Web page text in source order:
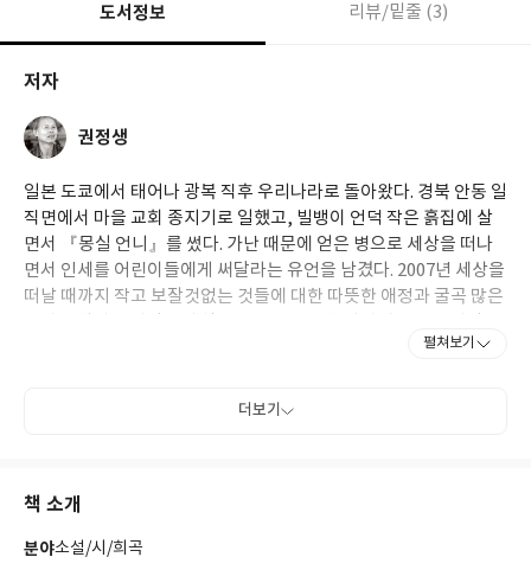
도서정보 리뷰/밑줄 (3)
저자
권정생
일본 도쿄에서 태어나 광복 직후 우리나라로 돌아왔다. 경북 안동 일
직면에서 마을 교회 종지기로 일했고, 빌뱅이 언덕 작은 흙집에 살
면서 『몽실 언니』를 썼다. 가난 때문에 얻은 병으로 세상을 떠나
면서 인세를 어린이들에게 써달라는 유언을 남겼다. 2007년 세상을
떠날 때까지 작고 보잘것없는 것들에 대한 따뜻한 애정과 굴곡 많은
1969년 단편동화 「강아지똥」으로 기독교아동문학상을 받았고,
지를 입었어요』, 『몽실 언니』, 『먹구렁이 기차』, 『깜둥 바가
머니 사시는 그 나라에는』 등을 펴냈다. 권정생어린이문화재단 홈
펼쳐보기
더보기
책 소개
분야소설/시/희곡